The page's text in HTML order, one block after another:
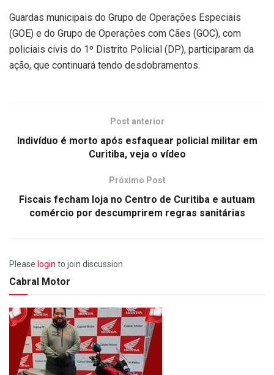
Guardas municipais do Grupo de Operações Especiais
(GOE) e do Grupo de Operações com Cães (GOC), com
policiais civis do 1º Distrito Policial (DP), participaram da
ação, que continuará tendo desdobramentos.
Post anterior
Indivíduo é morto após esfaquear policial militar em
Curitiba, veja o vídeo
Próximo Post
Fiscais fecham loja no Centro de Curitiba e autuam
comércio por descumprirem regras sanitárias
Please login to join discussion
Cabral Motor